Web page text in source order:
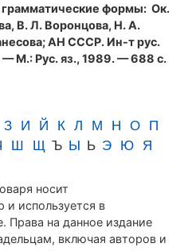
формы: Ок.
В. Л. Воронцова, Н. А.
АН СССР. Ин-т рус.
М.: Рус. яз., 1989. — 688 с.
З И Й К Л М Н О П
Ш Щ Ъ Ы Ь Э Ю Я
носит
и используется в
Права на данное издание
включая авторов и